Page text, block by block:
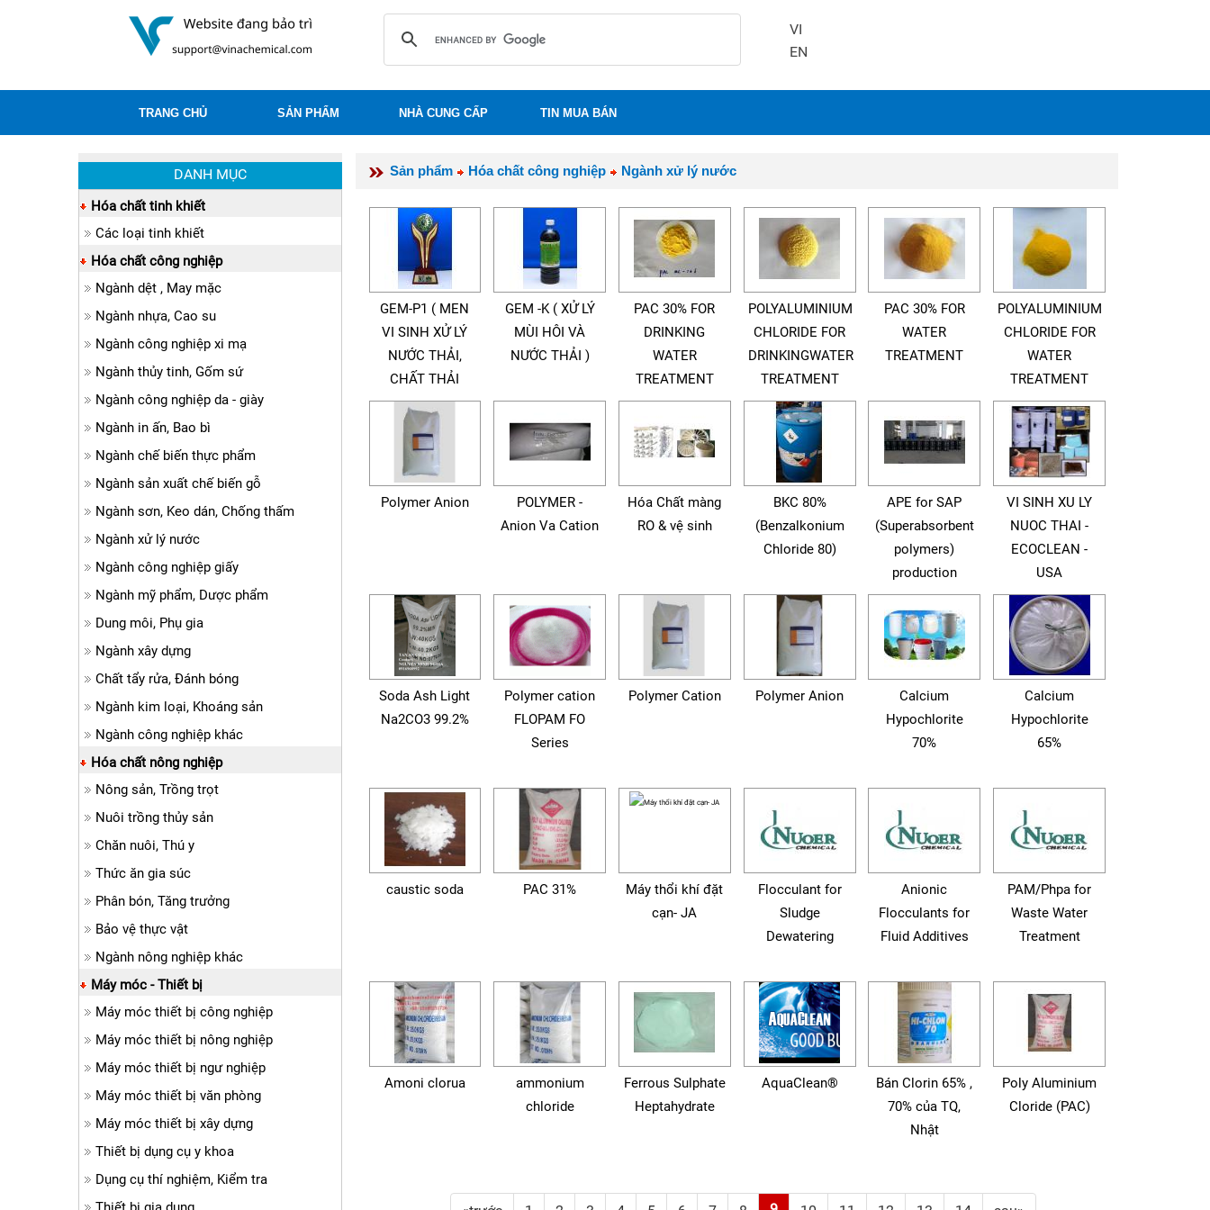
VI
EN
TRANG CHỦ SẢN PHẨM NHÀ CUNG CẤP TIN MUA BÁN
Sản phẩm Hóa chất công nghiệp Ngành xử lý nước
GEM-P1 ( MEN
VI SINH XỬ LÝ
NƯỚC THẢI,
CHẤT THẢI
GEM -K ( XỬ LÝ
MÙI HÔI VÀ
NƯỚC THẢI )
PAC 30% FOR
DRINKING
WATER
TREATMENT
POLYALUMINIUM
CHLORIDE FOR
DRINKINGWATER
TREATMENT
PAC 30% FOR
WATER
TREATMENT
POLYALUMINIUM
CHLORIDE FOR
WATER
TREATMENT
Polymer Anion
POLYMER -
Anion Va Cation
Hóa Chất màng
RO & vệ sinh
BKC 80%
(Benzalkonium
Chloride 80)
APE for SAP
(Superabsorbent
polymers)
production
VI SINH XU LY
NUOC THAI -
ECOCLEAN -
USA
Soda Ash Light
Na2CO3 99.2%
Polymer cation
FLOPAM FO
Series
Polymer Cation Polymer Anion
Calcium
Hypochlorite
70%
Calcium
Hypochlorite
65%
caustic soda PAC 31%
Máy thổi khí đặt
cạn- JA
Flocculant for
Sludge
Dewatering
Anionic
Flocculants for
Fluid Additives
PAM/Phpa for
Waste Water
Treatment
Amoni clorua
ammonium
chloride
Ferrous Sulphate
Heptahydrate
AquaClean®
Bán Clorin 65% ,
70% của TQ,
Nhật
Poly Aluminium
Cloride (PAC)
DANH MỤC
Hóa chất tinh khiết
Các loại tinh khiết
Hóa chất công nghiệp
Ngành dệt , May mặc
Ngành nhựa, Cao su
Ngành công nghiệp xi mạ
Ngành thủy tinh, Gốm sứ
Ngành công nghiệp da - giày
Ngành in ấn, Bao bì
Ngành chế biến thực phẩm
Ngành sản xuất chế biến gỗ
Ngành sơn, Keo dán, Chống thấm
Ngành xử lý nước
Ngành công nghiệp giấy
Ngành mỹ phẩm, Dược phẩm
Dung môi, Phụ gia
Ngành xây dựng
Chất tẩy rửa, Đánh bóng
Ngành kim loại, Khoáng sản
Ngành công nghiệp khác
Hóa chất nông nghiệp
Nông sản, Trồng trọt
Nuôi trồng thủy sản
Chăn nuôi, Thú y
Thức ăn gia súc
Phân bón, Tăng trưởng
Bảo vệ thực vật
Ngành nông nghiệp khác
Máy móc - Thiết bị
Máy móc thiết bị công nghiệp
Máy móc thiết bị nông nghiệp
Máy móc thiết bị ngư nghiệp
Máy móc thiết bị văn phòng
Máy móc thiết bị xây dựng
Thiết bị dụng cụ y khoa
Dụng cụ thí nghiệm, Kiểm tra